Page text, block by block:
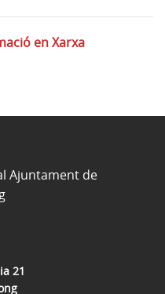
en Xarxa
21
Ajuntament de